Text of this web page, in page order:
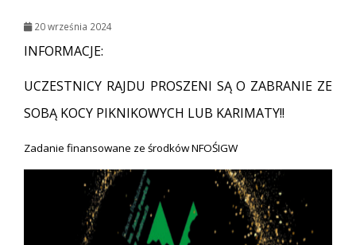
20 września 2024
INFORMACJE:
UCZESTNICY RAJDU PROSZENI SĄ O ZABRANIE ZE
SOBĄ KOCY PIKNIKOWYCH LUB KARIMATY!!
Zadanie finansowane ze środków NFOŚIGW